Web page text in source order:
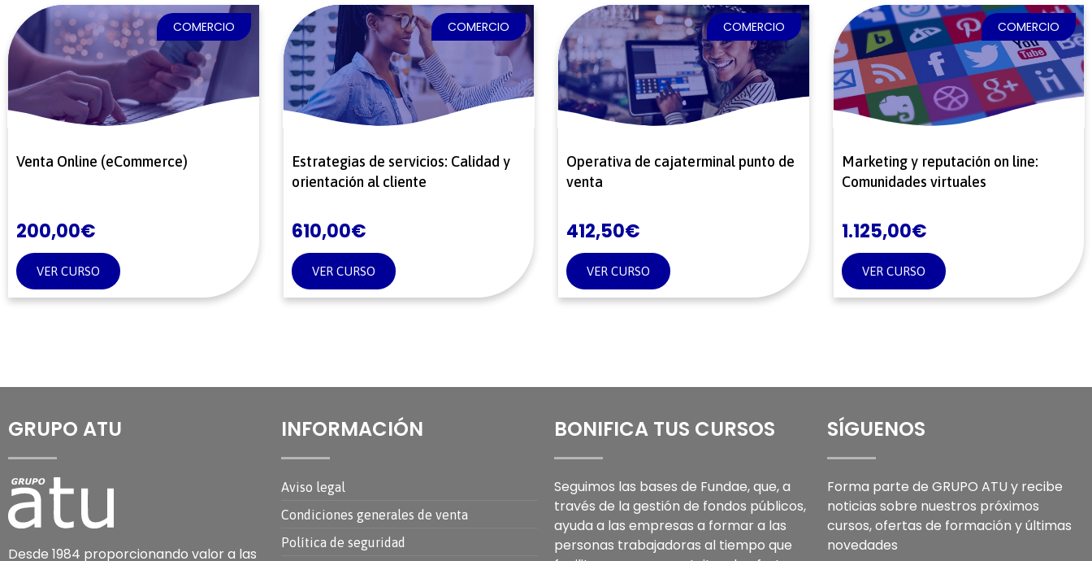
COMERCIO
Venta Online (eCommerce)
200,00€
VER CURSO
COMERCIO
Estrategias de servicios: Calidad y
orientación al cliente
610,00€
VER CURSO
COMERCIO
Operativa de cajaterminal punto de
venta
412,50€
VER CURSO
COMERCIO
Marketing y reputación on line:
Comunidades virtuales
1.125,00€
VER CURSO
GRUPO ATU
Desde 1984 proporcionando valor a las
INFORMACIÓN
Aviso legal
Condiciones generales de venta
Política de seguridad
BONIFICA TUS CURSOS
Seguimos las bases de Fundae, que, a
través de la gestión de fondos públicos,
ayuda a las empresas a formar a las
personas trabajadoras al tiempo que
SÍGUENOS
Forma parte de GRUPO ATU y recibe
noticias sobre nuestros próximos
cursos, ofertas de formación y últimas
novedades